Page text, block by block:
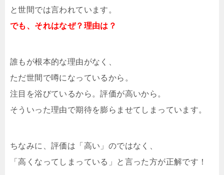
と世間では言われています。
でも、それはなぜ？理由は？
誰もが根本的な理由がなく、
ただ世間で噂になっているから。
注目を浴びているから。評価が高いから。
そういった理由で期待を膨らませてしまっています。
ちなみに、評価は「高い」のではなく、
「高くなってしまっている」と言った方が正解です！